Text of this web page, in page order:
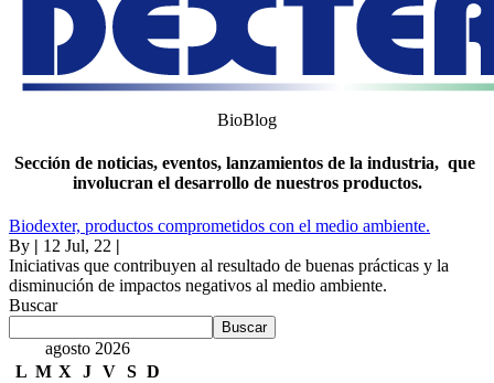
BioBlog
Sección de noticias, eventos, lanzamientos de la industria, que
involucran el desarrollo de nuestros productos.
Biodexter, productos comprometidos con el medio ambiente.
By | 12 Jul, 22 |
Iniciativas que contribuyen al resultado de buenas prácticas y la
disminución de impactos negativos al medio ambiente.
Buscar
Buscar
agosto 2026
L M X J V S D